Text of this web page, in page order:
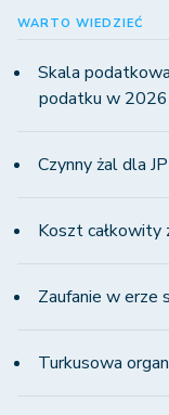
WARTO WIEDZIEĆ
Skala
podatku w 2026
Czynny żal dla
Koszt całkowity
Zaufanie w erze
Turkusowa